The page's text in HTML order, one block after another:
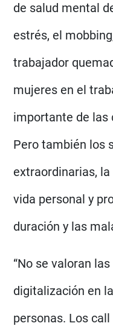
de salud mental
estrés, el
trabajador
mujeres en el
importante de las
Pero también los
extraordinarias,
vida personal y
duración y las
“No se valoran
digitalización en
personas. Los